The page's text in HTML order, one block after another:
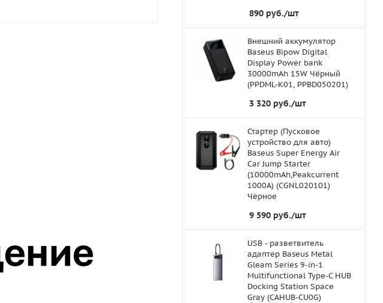
890 руб./шт
Внешний аккумулятор
Baseus Bipow Digital
Display Power bank
30000mAh 15W Чёрный
(PPDML-K01, PPBD050201)
3 320 руб./шт
Стартер (Пусковое
устройство для авто)
Baseus Super Energy Air
Car Jump Starter
(10000mAh,Peakcurrent
1000A) (CGNL020101)
Чёрное
9 590 руб./шт
USB - разветвитель
адаптер Baseus Metal
Gleam Series 9-in-1
Multifunctional Type-C HUB
Docking Station Space
Gray (CAHUB-CU0G)